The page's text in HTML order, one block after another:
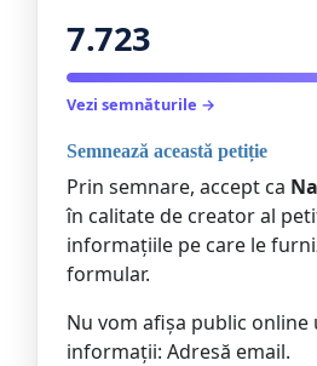
7.723
Vezi semnăturile →
Semnează această petiție
Prin semnare, accept ca
în calitate de creator al
informațiile pe care le
formular.
Nu vom afișa public
informații: Adresă email.